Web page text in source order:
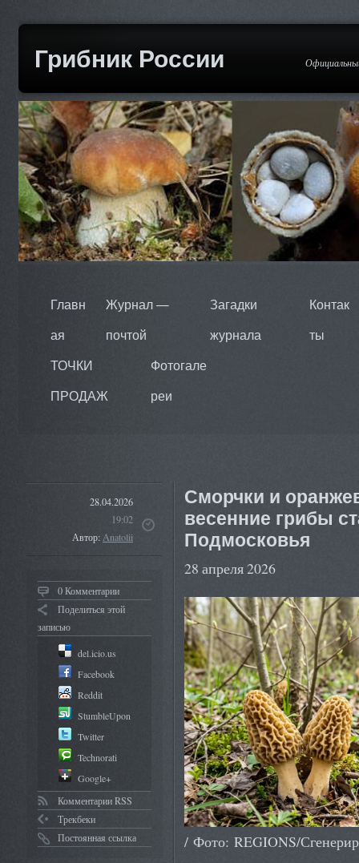
Грибник России
Главн
ая
Журнал —
почтой
Загадки
журнала
Контак
ты
ТОЧКИ
ПРОДАЖ
Фотогале
реи
28.04.2026
19:02
Автор:Anatolii
0 Комментарии
Поделиться этой
записью
del.icio.us
Facebook
Reddit
StumbleUpon
Twitter
Technorati
Google+
Комментарии RSS
Трекбеки
Постоянная ссылка
Сморчки и
весенние грибы
Подмосковья
28 апреля 2026
/ Фото: REGIONS/